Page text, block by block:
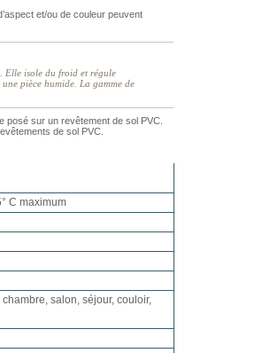
et/ou de couleur peuvent
Elle isole du froid et régule
pièce humide. La gamme de
posé sur un revêtement de sol PVC.
de sol PVC.
C maximum
chambre, salon, séjour, couloir,